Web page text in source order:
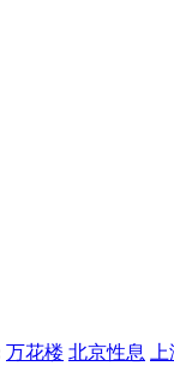
万花楼 北京性息